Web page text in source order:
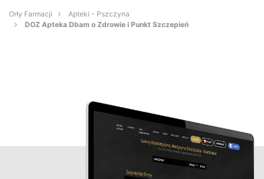
Orły Farmacji
Apteki - Pszczyna
DOZ Apteka Dbam o Zdrowie i Punkt Szczepień